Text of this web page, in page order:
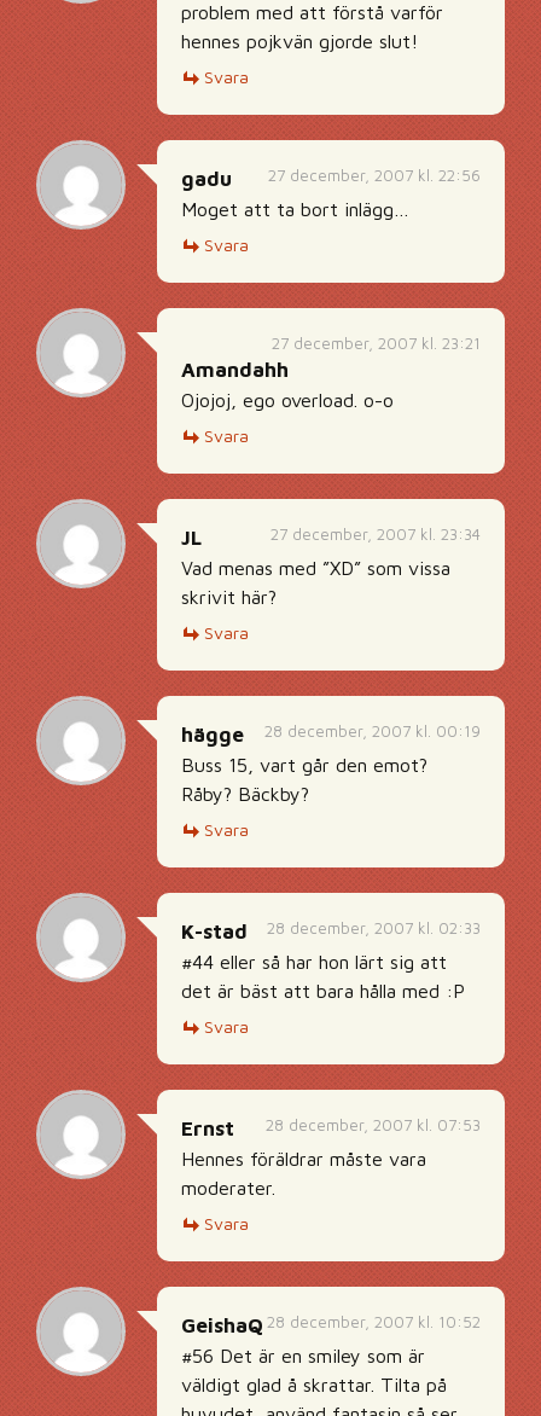
problem med att förstå varför
hennes pojkvän gjorde slut!
Svara
27 december, 2007 kl. 22:56
gadu
Moget att ta bort inlägg…
Svara
27 december, 2007 kl. 23:21
Amandahh
Ojojoj, ego overload. o-o
Svara
27 december, 2007 kl. 23:34
JL
Vad menas med ”XD” som vissa
skrivit här?
Svara
28 december, 2007 kl. 00:19
hägge
Buss 15, vart går den emot?
Råby? Bäckby?
Svara
28 december, 2007 kl. 02:33
K-stad
#44 eller så har hon lärt sig att
det är bäst att bara hålla med :P
Svara
28 december, 2007 kl. 07:53
Ernst
Hennes föräldrar måste vara
moderater.
Svara
28 december, 2007 kl. 10:52
GeishaQ
#56 Det är en smiley som är
väldigt glad å skrattar. Tilta på